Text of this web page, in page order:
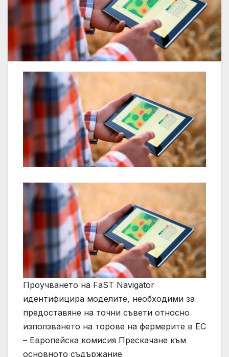
Проучването на FaST Navigator
идентифицира моделите, необходими за
предоставяне на точни съвети относно
използването на торове на фермерите в ЕС
– Европейска комисия Прескачане към
основното съдържание